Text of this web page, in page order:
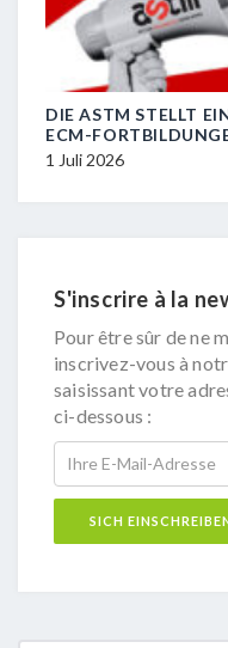
DIE ASTM STELLT
ECM-
1 Juli 2026
S'inscrire à la
Pour être sûr de ne
inscrivez-vous à
saisissant votre
ci-dessous :